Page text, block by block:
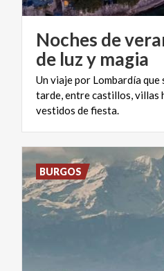
Noches de
de luz y magia
Un viaje por Lombardía que
tarde, entre castillos, villas
vestidos de fiesta.
BURGOS